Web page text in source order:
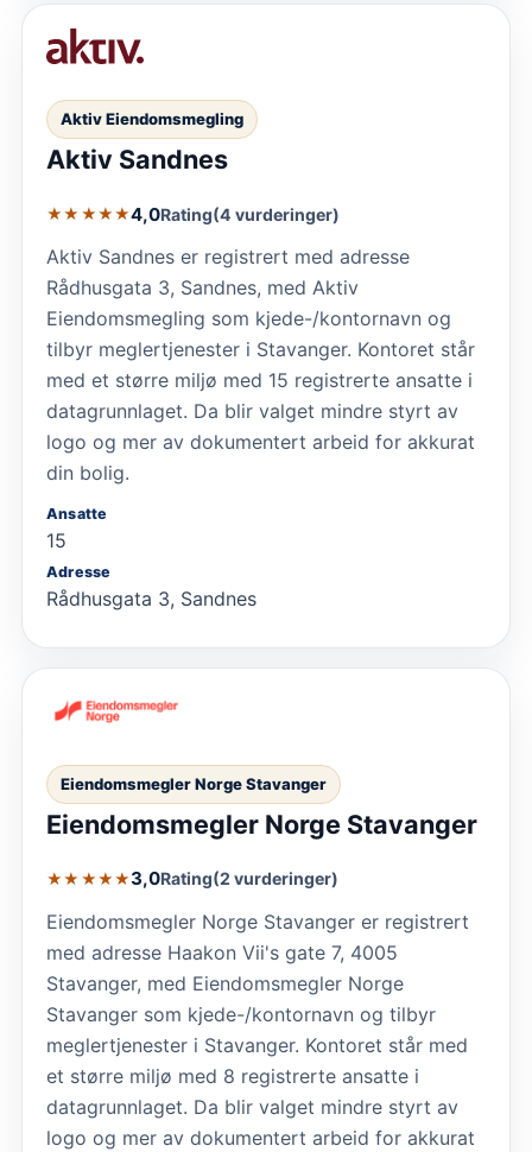
Aktiv Eiendomsmegling
Aktiv Sandnes
★★★★★4,0Rating(4 vurderinger)
Aktiv Sandnes er registrert med adresse
Rådhusgata 3, Sandnes, med Aktiv
Eiendomsmegling som kjede-/kontornavn og
tilbyr meglertjenester i Stavanger. Kontoret står
med et større miljø med 15 registrerte ansatte i
datagrunnlaget. Da blir valget mindre styrt av
logo og mer av dokumentert arbeid for akkurat
din bolig.
Ansatte
15
Adresse
Rådhusgata 3, Sandnes
Eiendomsmegler Norge Stavanger
Eiendomsmegler Norge Stavanger
★★★★★3,0Rating(2 vurderinger)
Eiendomsmegler Norge Stavanger er registrert
med adresse Haakon Vii's gate 7, 4005
Stavanger, med Eiendomsmegler Norge
Stavanger som kjede-/kontornavn og tilbyr
meglertjenester i Stavanger. Kontoret står med
et større miljø med 8 registrerte ansatte i
datagrunnlaget. Da blir valget mindre styrt av
logo og mer av dokumentert arbeid for akkurat